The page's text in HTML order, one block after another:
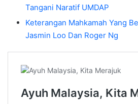
Tangani Naratif UMDAP
Keterangan Mahkamah Yang
Jasmin Loo Dan Roger Ng